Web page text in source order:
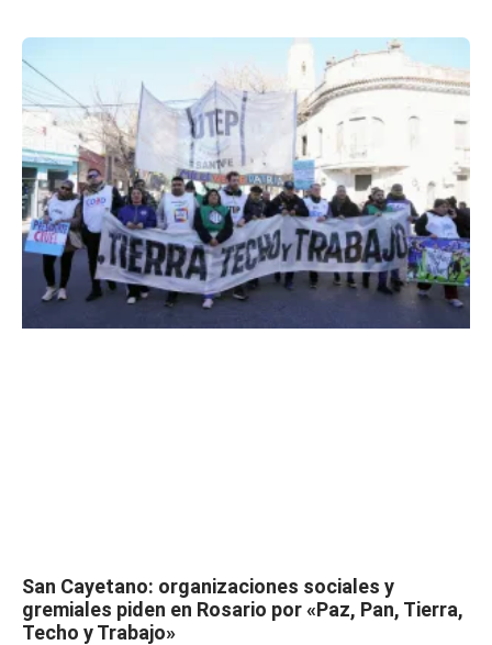
San Cayetano: organizaciones sociales y
gremiales piden en Rosario por «Paz, Pan, Tierra,
Techo y Trabajo»